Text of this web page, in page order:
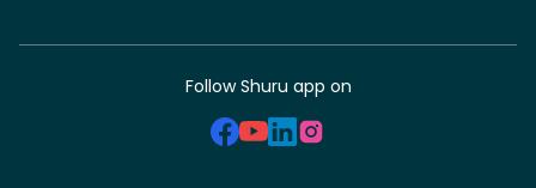
Follow Shuru app on